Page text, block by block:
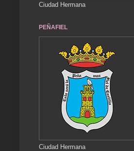
Ciudad Hermana
PEÑAFIEL
Ciudad Hermana